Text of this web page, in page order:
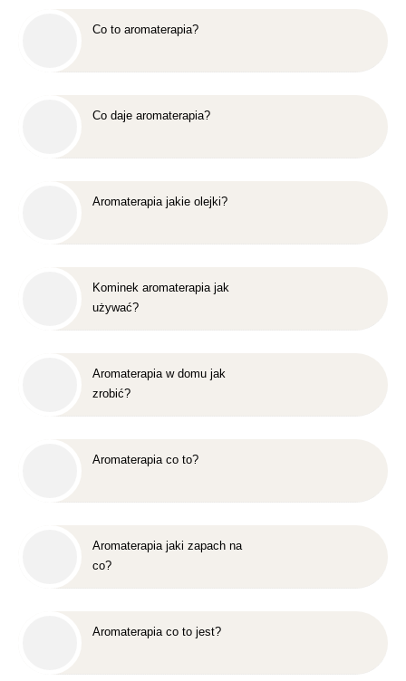
Co to aromaterapia?
Co daje aromaterapia?
Aromaterapia jakie olejki?
Kominek aromaterapia jak
używać?
Aromaterapia w domu jak
zrobić?
Aromaterapia co to?
Aromaterapia jaki zapach na
co?
Aromaterapia co to jest?